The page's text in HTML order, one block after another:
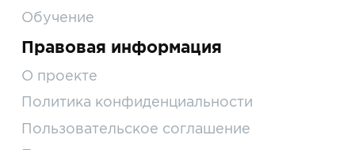
Обучение
Правовая информация
О проекте
Политика конфиденциальности
Пользовательское соглашение